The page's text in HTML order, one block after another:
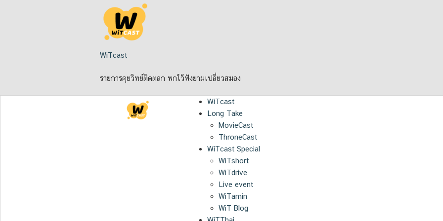
WiTcast
รายการคุยวิทย์ติดตลก พกไว้ฟังยามเปลี่ยวสมอง
WiTcast
Long Take
MovieCast
ThroneCast
WiTcast Special
WiTshort
WiTdrive
Live event
WiTamin
WiT Blog